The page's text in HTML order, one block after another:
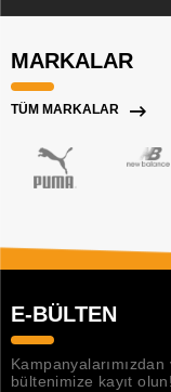
MARKALAR
TÜM MARKALAR
E-BÜLTEN
bültenimize kayıt olun!